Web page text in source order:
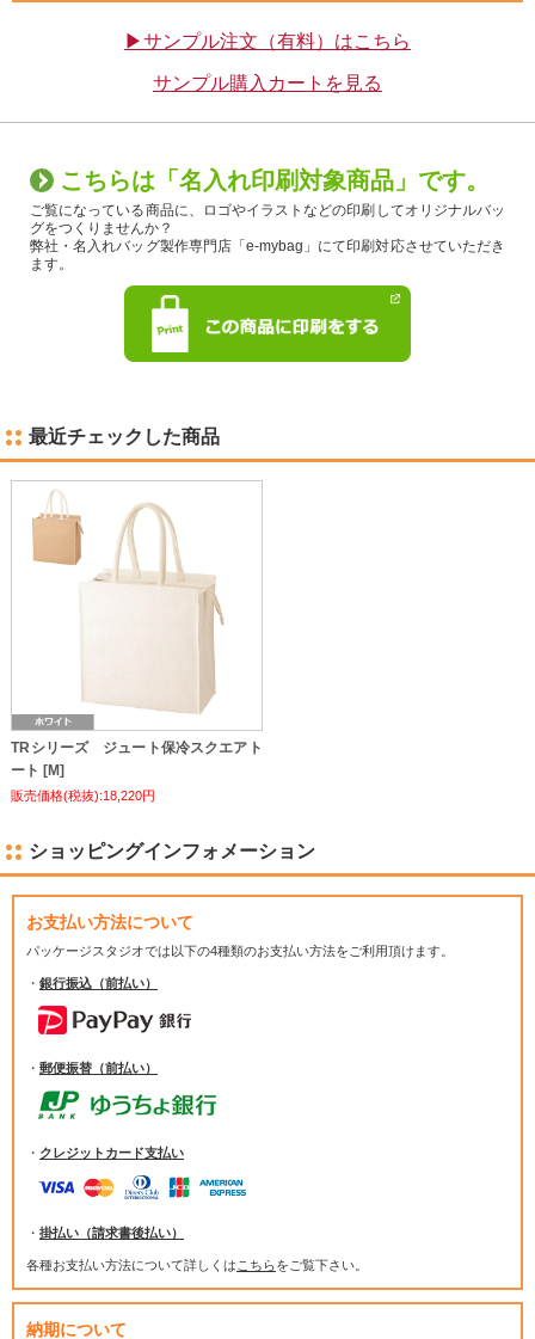
▶サンプル注文（有料）はこちら
サンプル購入カートを見る
こちらは「名入れ印刷対象商品」です。
ご覧になっている商品に、ロゴやイラストなどの印刷してオリジナルバッ
グをつくりませんか？
弊社・名入れバッグ製作専門店「e-mybag」にて印刷対応させていただき
ます。
最近チェックした商品
TRシリーズ ジュート保冷スクエアト
ート [M]
販売価格(税抜):18,220円
ショッピングインフォメーション
お支払い方法について
パッケージスタジオでは以下の4種類のお支払い方法をご利用頂けます。
・ 銀行振込（前払い）
・ 郵便振替（前払い）
・ クレジットカード支払い
・ 掛払い（請求書後払い）
各種お支払い方法について詳しくは こちらをご覧下さい。
納期について